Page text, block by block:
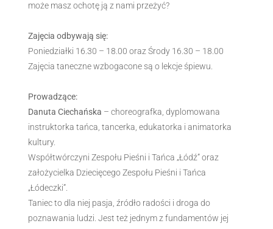
może masz ochotę ją z nami przeżyć?
Zajęcia odbywają się:
Poniedziałki 16.30 – 18.00 oraz Środy 16.30 – 18.00
Zajęcia taneczne wzbogacone są o lekcje śpiewu.
Prowadzące:
Danuta Ciechańska – choreografka, dyplomowana
instruktorka tańca, tancerka, edukatorka i animatorka
kultury.
Współtwórczyni Zespołu Pieśni i Tańca „Łódź” oraz
założycielka Dziecięcego Zespołu Pieśni i Tańca
„Łódeczki”.
Taniec to dla niej pasja, źródło radości i droga do
poznawania ludzi. Jest też jednym z fundamentów jej